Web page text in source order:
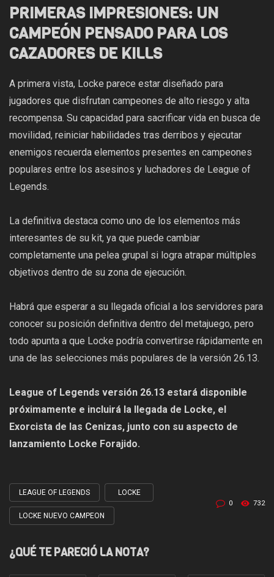
PRIMERAS IMPRESIONES: UN
CAMPEÓN PENSADO PARA LOS
CAZADORES DE KILLS
A primera vista, Locke parece estar diseñado para
jugadores que disfrutan campeones de alto riesgo y alta
recompensa. Su capacidad para sacrificar vida en busca de
movilidad, reiniciar habilidades tras derribos y ejecutar
enemigos recuerda elementos presentes en campeones
populares entre los asesinos y luchadores de League of
Legends.
La definitiva destaca como uno de los elementos más
interesantes de su kit, ya que puede cambiar
completamente una pelea grupal si logra atrapar múltiples
objetivos dentro de su zona de ejecución.
Habrá que esperar a su llegada oficial a los servidores para
conocer su posición definitiva dentro del metajuego, pero
todo apunta a que Locke podría convertirse rápidamente en
una de las selecciones más populares de la versión 26.13.
League of Legends versión 26.13 estará disponible
próximamente e incluirá la llegada de Locke, el
Exorcista de las Cenizas, junto con su aspecto de
lanzamiento Locke Forajido.
Tagged
with
LEAGUE OF LEGENDS LOCKE
LOCKE NUEVO CAMPEON
0 732
¿QUÉ TE PARECIÓ LA NOTA?